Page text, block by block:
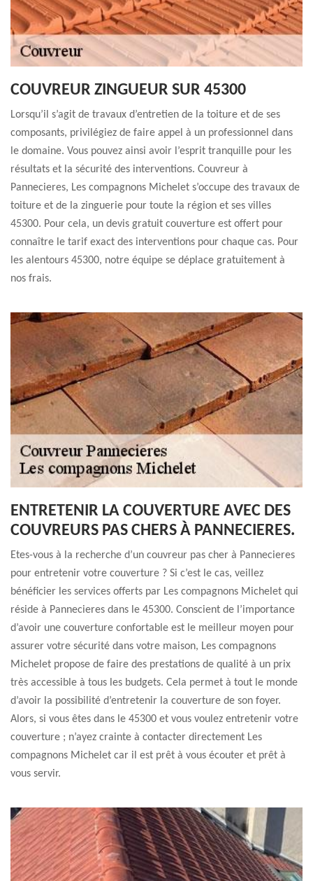
COUVREUR ZINGUEUR SUR 45300
Lorsqu’il s’agit de travaux d’entretien de la toiture et de ses
composants, privilégiez de faire appel à un professionnel dans
le domaine. Vous pouvez ainsi avoir l’esprit tranquille pour les
résultats et la sécurité des interventions. Couvreur à
Pannecieres, Les compagnons Michelet s’occupe des travaux de
toiture et de la zinguerie pour toute la région et ses villes
45300. Pour cela, un devis gratuit couverture est offert pour
connaître le tarif exact des interventions pour chaque cas. Pour
les alentours 45300, notre équipe se déplace gratuitement à
nos frais.
ENTRETENIR LA COUVERTURE AVEC DES
COUVREURS PAS CHERS À PANNECIERES.
Etes-vous à la recherche d’un couvreur pas cher à Pannecieres
pour entretenir votre couverture ? Si c’est le cas, veillez
bénéficier les services offerts par Les compagnons Michelet qui
réside à Pannecieres dans le 45300. Conscient de l’importance
d’avoir une couverture confortable est le meilleur moyen pour
assurer votre sécurité dans votre maison, Les compagnons
Michelet propose de faire des prestations de qualité à un prix
très accessible à tous les budgets. Cela permet à tout le monde
d’avoir la possibilité d’entretenir la couverture de son foyer.
Alors, si vous êtes dans le 45300 et vous voulez entretenir votre
couverture ; n’ayez crainte à contacter directement Les
compagnons Michelet car il est prêt à vous écouter et prêt à
vous servir.